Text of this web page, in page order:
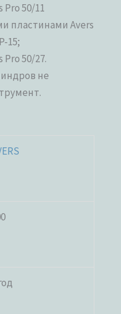
50/11
пластинами Avers
15;
50/27.
не